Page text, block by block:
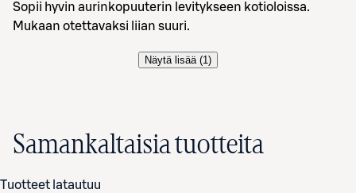
Sopii hyvin aurinkopuuterin levitykseen kotioloissa.
Mukaan otettavaksi liian suuri.
Näytä lisää (1)
Samankaltaisia tuotteita
Tuotteet latautuu